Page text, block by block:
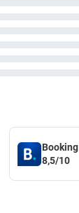
Booking
8,5/10